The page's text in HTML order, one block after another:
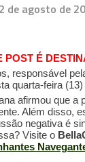
2 de agosto de
POST É
responsável
quarta-feira
afirmou que
Além disso,
negativa é
Visite o